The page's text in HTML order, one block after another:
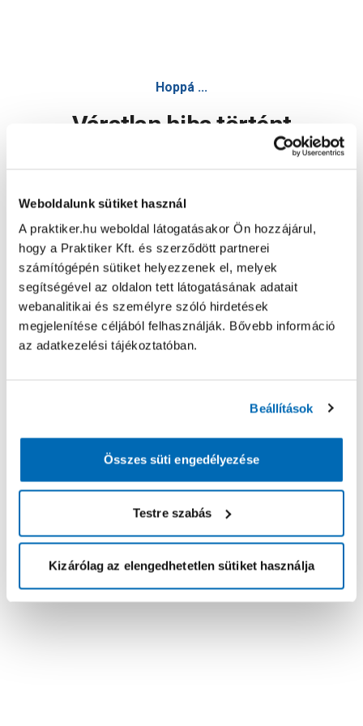
Weboldalunk sütiket használ
A praktiker.hu weboldal látogatásakor Ön hozzájárul,
hogy a Praktiker Kft. és szerződött partnerei
számítógépén sütiket helyezzenek el, melyek
segítségével az oldalon tett látogatásának adatait
webanalitikai és személyre szóló hirdetések
megjelenítése céljából felhasználják. Bővebb információ
az adatkezelési tájékoztatóban.
Beállítások
Összes süti engedélyezése
Testre szabás
Kizárólag az elengedhetetlen sütiket használja
Hoppá ...
Váratlan hiba történt
Oldal újratöltése